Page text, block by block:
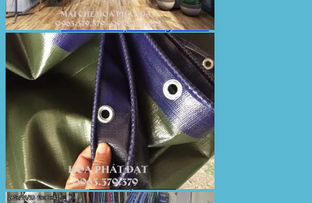
Sản Phẩm
Sản Phẩm Bạt Che Ngoài Trời
Bạt che nắng mưa
Bạt kéo ngoài trời
Bạt che tự cuốn
Bạt nhựa xanh cam
Bạt sọc 3 màu
Bạt nhựa giá rẻ
Bạt lót ao hồ
Bạt nhựa đen HDPE
Màng chống thấm HDPE
Sản Phẩm Dù Che Ngoài Trời
Dù che nắng
Dù che quán cafe
Dù che sự kiện